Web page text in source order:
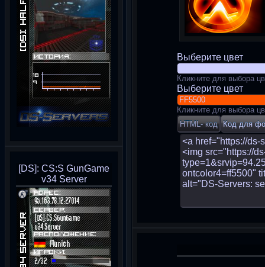
[DS]: CS:S GunGame
v34 Server
Выберите цвет
Кликните для выбора
Выберите цвет
Кликните для выбора